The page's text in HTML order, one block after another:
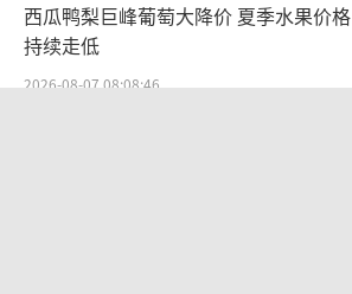
西瓜鸭梨巨峰葡萄大降价 夏季水果价格
持续走低
2026-08-07 08:08:46